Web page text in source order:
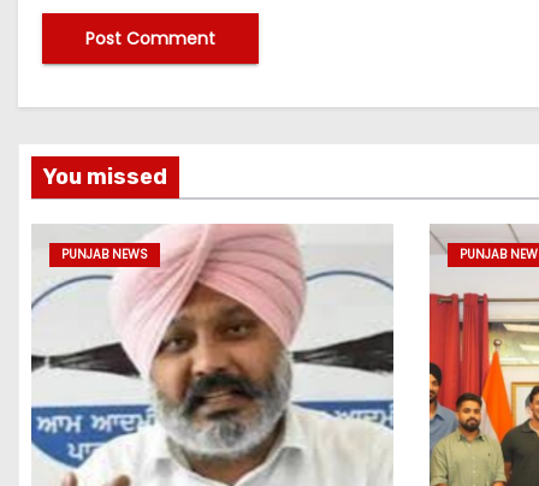
You missed
PUNJAB NEWS PUNJAB